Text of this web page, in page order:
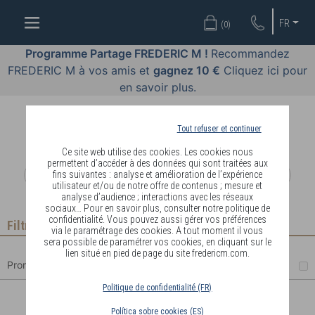
Tout refuser et continuer
Ce site web utilise des cookies. Les cookies nous
permettent d’accéder à des données qui sont traitées aux
fins suivantes : analyse et amélioration de l’expérience
utilisateur et/ou de notre offre de contenus ; mesure et
analyse d’audience ; interactions avec les réseaux
sociaux… Pour en savoir plus, consulter notre politique de
confidentialité. Vous pouvez aussi gérer vos préférences
via le paramétrage des cookies. A tout moment il vous
sera possible de paramétrer vos cookies, en cliquant sur le
lien situé en pied de page du site fredericm.com.
Politique de confidentialité (FR)
Política sobre cookies (ES)
FR
(0)
Programme Partage FREDERIC M ! Recommandez
FREDERIC M à vos amis et gagnez 10 € Cliquez ici pour
en savoir plus.
OFFRES
COSMÉTIQUES
PARFUMS
BODY
DIAGNOSTIC
PEAU
DEVENIR
DISTRIBUTEUR
Filtrer
Promotions